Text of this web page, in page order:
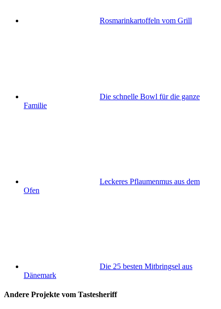
Rosmarinkartoffeln vom Grill
Die schnelle Bowl für die ganze
Familie
Leckeres Pflaumenmus aus dem
Ofen
Die 25 besten Mitbringsel aus
Dänemark
Andere Projekte vom Tastesheriff